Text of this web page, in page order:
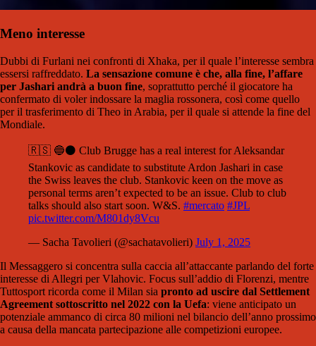
Meno interesse
Dubbi di Furlani nei confronti di Xhaka, per il quale l’interesse sembra
essersi raffreddato. La sensazione comune è che, alla fine, l’affare
per Jashari andrà a buon fine, soprattutto perché il giocatore ha
confermato di voler indossare la maglia rossonera, così come quello
per il trasferimento di Theo in Arabia, per il quale si attende la fine del
Mondiale.
🇷🇸 🔵⚫️ Club Brugge has a real interest for Aleksandar
Stankovic as candidate to substitute Ardon Jashari in case
the Swiss leaves the club. Stankovic keen on the move as
personal terms aren’t expected to be an issue. Club to club
talks should also start soon. W&S. #mercato #JPL
pic.twitter.com/M801dy8Vcu
— Sacha Tavolieri (@sachatavolieri) July 1, 2025
Il Messaggero si concentra sulla caccia all’attaccante parlando del forte
interesse di Allegri per Vlahovic. Focus sull’addio di Florenzi, mentre
Tuttosport ricorda come il Milan sia pronto ad uscire dal Settlement
Agreement sottoscritto nel 2022 con la Uefa: viene anticipato un
potenziale ammanco di circa 80 milioni nel bilancio dell’anno prossimo
a causa della mancata partecipazione alle competizioni europee.